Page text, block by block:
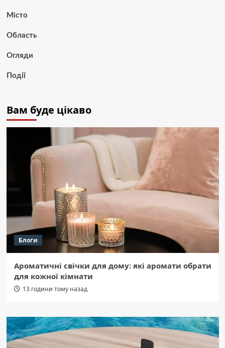
Місто
Область
Огляди
Події
Вам буде цікаво
Блоги
Ароматичні свічки для дому: які аромати обрати
для кожної кімнати
13 години тому назад